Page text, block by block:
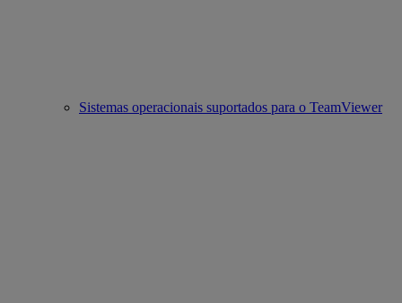
Sistemas operacionais suportados para o TeamViewer